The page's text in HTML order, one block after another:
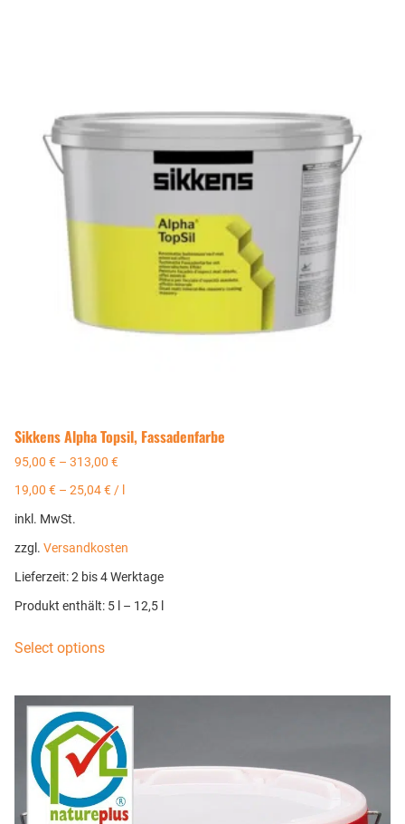
Sikkens Alpha Topsil, Fassadenfarbe
95,00 € – 313,00 €
19,00 € – 25,04€/
inkl. MwSt.
zzgl. Versandkosten
Lieferzeit:2 bis 4 Werktage
Produkt enthält: 5 – 12,5
Select options